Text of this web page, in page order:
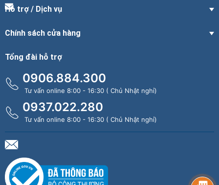
Hỗ trợ / Dịch vụ
Chính sách cửa hàng
Tổng đài hỗ trợ
0906.884.300
Tư vấn online 8:00 - 16:30 ( Chủ Nhật nghỉ)
0937.022.280
Tư vấn online 8:00 - 16:30 ( Chủ Nhật nghỉ)